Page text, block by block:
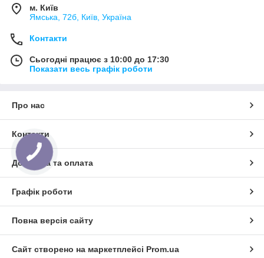
м. Київ
Ямська, 72б, Київ, Україна
Контакти
Сьогодні працює з 10:00 до 17:30
Показати весь графік роботи
Про нас
Контакти
Доставка та оплата
Графік роботи
Повна версія сайту
Сайт створено на маркетплейсі Prom.ua